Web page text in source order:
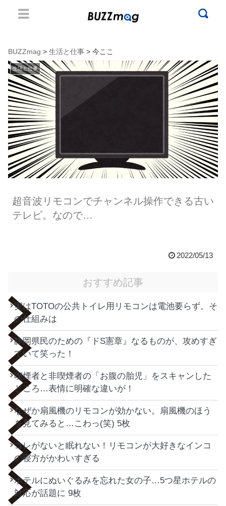
BUZZmag > 生活と仕事 > 今ここ
生活と仕事
超音波リモコンでチャンネル操作できる古い
テレビ。なので…
2022/05/13
おすすめ記事
実はTOTOの公共トイレ用リモコンは電池要らず。そ
の仕組みは
静岡県民のための『ドS憲章』なるものが、攻めすぎ
ていて笑った！
喫煙者と非喫煙者の「お腹の胎児」をスキャンした
ところ…表情に明確な違いが！
なぜか扇風機のリモコンが効かない。扇風機のほう
を見てみると…こわっ(笑) 5枚
コレがないと眠れない！リモコンが大好きなインコ
の寝方がかわいすぎる
ホテルにぬいぐるみを忘れた女の子…5つ星ホテルの
対応が話題に 9枚